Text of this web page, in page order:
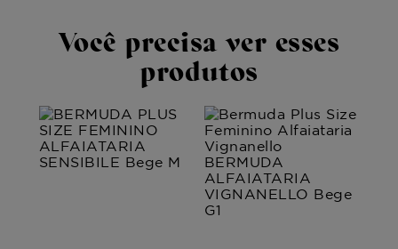
Você precisa ver esses
produtos